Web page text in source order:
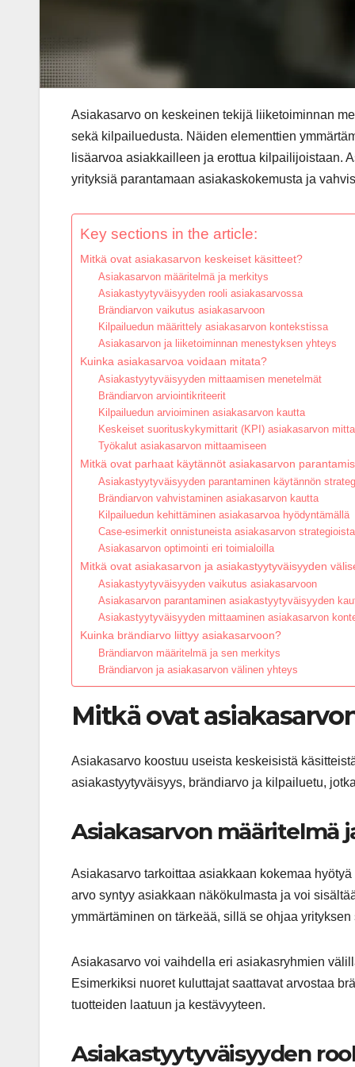
Asiakasarvo on keskeinen tekijä liiketoiminnan
sekä kilpailuedusta. Näiden elementtien
lisäarvoa asiakkailleen ja erottua kilpailijoistaan.
yrityksiä parantamaan asiakaskokemusta ja
Key sections in the article:
Mitkä ovat asiakasarvon keskeiset käsitteet?
Asiakasarvon määritelmä ja merkitys
Asiakastyytyväisyyden rooli asiakasarvossa
Brändiarvon vaikutus asiakasarvoon
Kilpailuedun määrittely asiakasarvon kontekstissa
Asiakasarvon ja liiketoiminnan menestyksen yhteys
Kuinka asiakasarvoa voidaan mitata?
Asiakastyytyväisyyden mittaamisen menetelmät
Brändiarvon arviointikriteerit
Kilpailuedun arvioiminen asiakasarvon kautta
Keskeiset suorituskykymittarit (KPI) asiakasarvon
Työkalut asiakasarvon mittaamiseen
Mitkä ovat parhaat käytännöt asiakasarvon
Asiakastyytyväisyyden parantaminen käytännön
Brändiarvon vahvistaminen asiakasarvon kautta
Kilpailuedun kehittäminen asiakasarvoa hyödyntämällä
Case-esimerkit onnistuneista asiakasarvon strategioista
Asiakasarvon optimointi eri toimialoilla
Mitkä ovat asiakasarvon ja asiakastyytyväisyyden
Asiakastyytyväisyyden vaikutus asiakasarvoon
Asiakasarvon parantaminen asiakastyytyväisyyden
Asiakastyytyväisyyden mittaaminen asiakasarvon
Kuinka brändiarvo liittyy asiakasarvoon?
Brändiarvon määritelmä ja sen merkitys
Brändiarvon ja asiakasarvon välinen yhteys
Mitkä ovat
Asiakasarvo koostuu useista keskeisistä
asiakastyytyväisyys, brändiarvo ja kilpailuetu,
Asiakasarvon määritelmä
Asiakasarvo tarkoittaa asiakkaan kokemaa
arvo syntyy asiakkaan näkökulmasta ja voi
ymmärtäminen on tärkeää, sillä se ohjaa
Asiakasarvo voi vaihdella eri asiakasryhmien
Esimerkiksi nuoret kuluttajat saattavat arvostaa
tuotteiden laatuun ja kestävyyteen.
Asiakastyytyväisyyden